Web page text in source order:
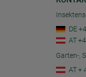
DE
AT
Garten-,
AT +